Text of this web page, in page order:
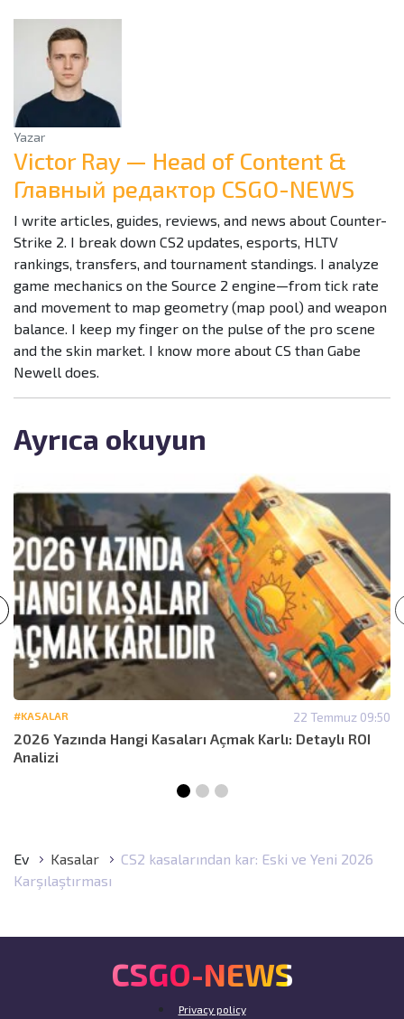
Yazar
Victor Ray — Head of Content &
Главный редактор CSGO-NEWS
I write articles, guides, reviews, and news about Counter-
Strike 2. I break down CS2 updates, esports, HLTV
rankings, transfers, and tournament standings. I analyze
game mechanics on the Source 2 engine—from tick rate
and movement to map geometry (map pool) and weapon
balance. I keep my finger on the pulse of the pro scene
and the skin market. I know more about CS than Gabe
Newell does.
Ayrıca okuyun
#KASALAR 22 Temmuz 09:50
2026 Yazında Hangi Kasaları Açmak Karlı: Detaylı ROI
Analizi
Ev Kasalar
CS2 kasalarından kar: Eski ve Yeni 2026
Karşılaştırması
CSGO-NEWS
Privacy policy